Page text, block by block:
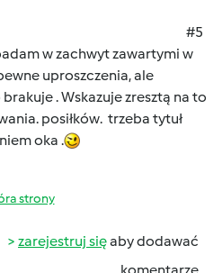
#5
w zachwyt zawartymi w
uproszczenia, ale
. Wskazuje zresztą na to
posiłków. trzeba tytuł
oka .
strony
zarejestruj sięaby dodawać